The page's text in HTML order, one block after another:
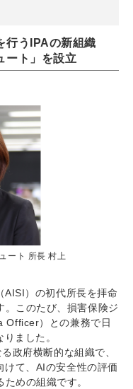
行うIPAの新組織
ート」を設立
ート 所長 村上
AISI）の初代所長を拝命
。このたび、損害保険ジ
Officer）との兼務で日
ました。
政府横断的な組織で、
て、AIの安全性の評価
めの組織です。